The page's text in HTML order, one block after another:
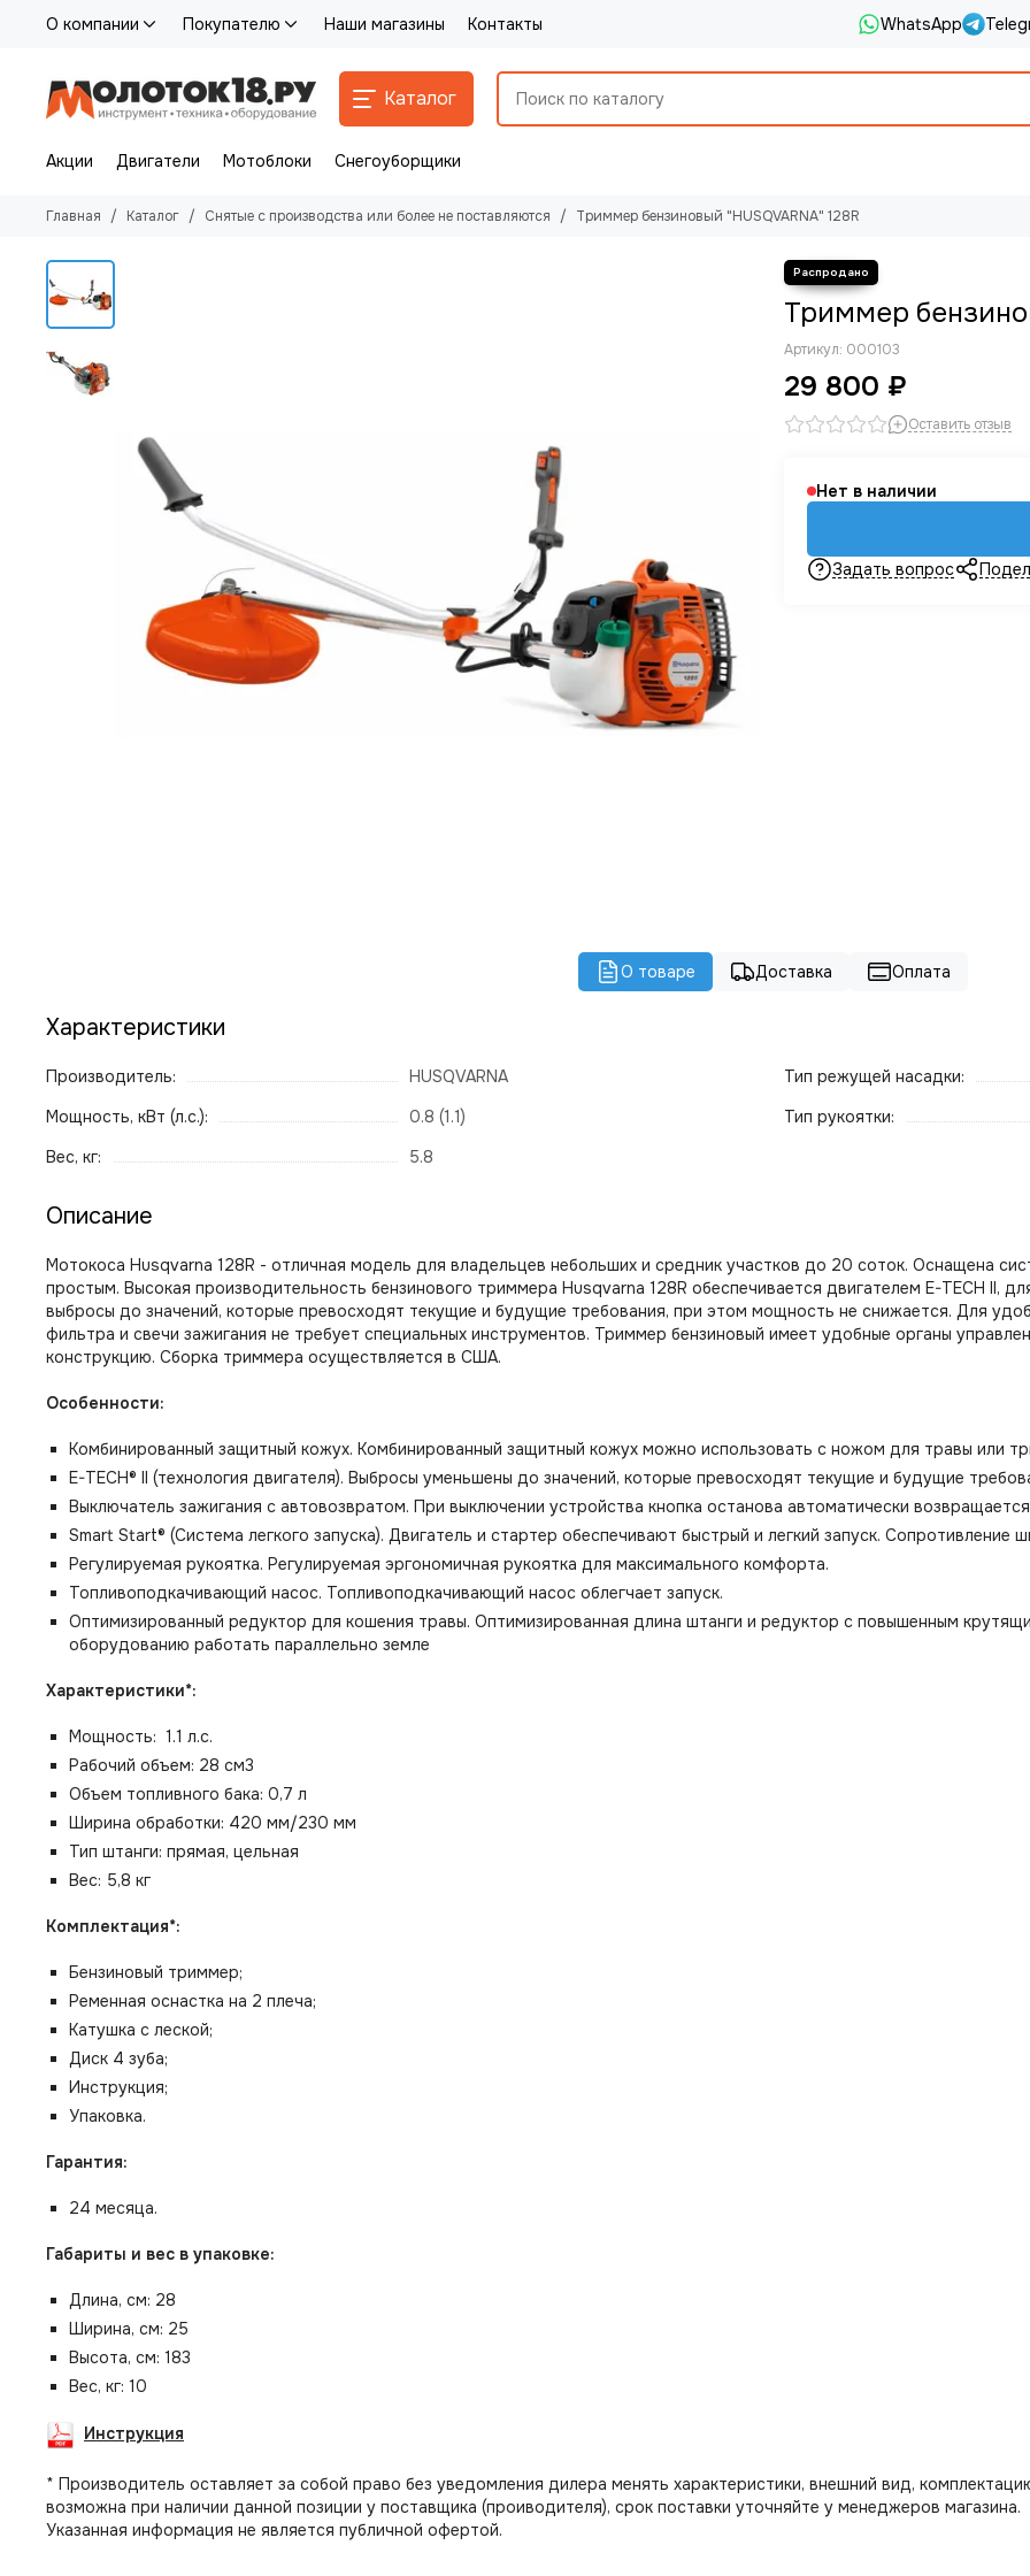
О компании Покупателю Наши магазины Контакты WhatsApp
Каталог
Акции Двигатели Мотоблоки Снегоуборщики
Главная Каталог Снятые с производства или более не поставляются Триммер бензиновый "HUSQVARNA" 128R
Триммер
Артикул: 000103
29 800 ₽
Оставить отзыв
Нет в наличии
Задать вопрос
О товаре Доставка Оплата
Характеристики
Производитель:
HUSQVARNA
Мощность, кВт (л.с.):
0.8 (1.1)
Вес, кг:
5.8
Тип режущей насадки:
Тип рукоятки:
Описание
Мотокоса Husqvarna 128R - отличная модель для владельцев небольших и средник участков до 20 соток. Оснащена
простым. Высокая производительность бензинового триммера Husqvarna 128R обеспечивается двигателем E-TECH II,
выбросы до значений, которые превосходят текущие и будущие требования, при этом мощность не снижается. Для
фильтра и свечи зажигания не требует специальных инструментов. Триммер бензиновый имеет удобные органы
конструкцию. Сборка триммера осуществляется в США.
Особенности:
Комбинированный защитный кожух. Комбинированный защитный кожух можно использовать с ножом для травы или
E-TECH® II (технология двигателя). Выбросы уменьшены до значений, которые превосходят текущие и будущие
Выключатель зажигания с автовозвратом. При выключении устройства кнопка останова автоматически
Smart Start® (Система легкого запуска). Двигатель и стартер обеспечивают быстрый и легкий запуск. Сопротивление
Регулируемая рукоятка. Регулируемая эргономичная рукоятка для максимального комфорта.
Топливоподкачивающий насос. Топливоподкачивающий насос облегчает запуск.
Оптимизированный редуктор для кошения травы. Оптимизированная длина штанги и редуктор с повышенным
оборудованию работать параллельно земле
Характеристики*:
Мощность: 1.1 л.с.
Рабочий объем: 28 см3
Объем топливного бака: 0,7 л
Ширина обработки: 420 мм/230 мм
Тип штанги: прямая, цельная
Вес: 5,8 кг
Комплектация*:
Бензиновый триммер;
Ременная оснастка на 2 плеча;
Катушка с леской;
Диск 4 зуба;
Инструкция;
Упаковка.
Гарантия:
24 месяца.
Габариты и вес в упаковке:
Длина, см: 28
Ширина, см: 25
Высота, см: 183
Вес, кг: 10
Инструкция
* Производитель оставляет за собой право без уведомления дилера менять характеристики, внешний вид,
возможна при наличии данной позиции у поставщика (проиводителя), срок поставки уточняйте у менеджеров магазина.
Указанная информация не является публичной офертой.